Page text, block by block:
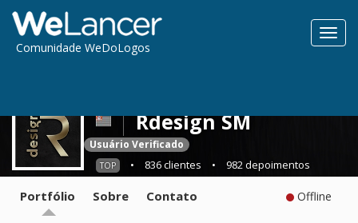
Comunidade WeDoLogos
Rdesign SM
Usuário Verificado
TOP • 836 clientes • 982 depoimentos
Portfólio Sobre Contato Offline